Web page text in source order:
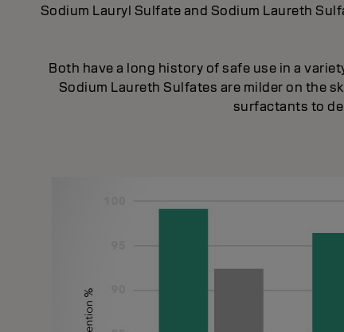
Sodium Lauryl Sulfate and Sodium Laureth
Both have a long history of safe use in a
Sodium Laureth Sulfates are milder on the
surfactants to